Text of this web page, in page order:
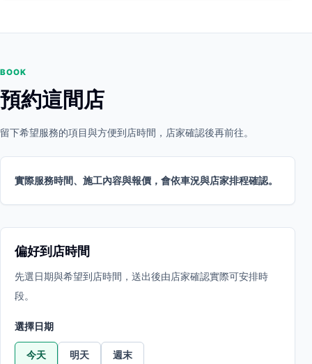
BOOK
預約這間店
留下希望服務的項目與方便到店時間，店家確認後再前往。
實際服務時間、施工內容與報價，會依車況與店家排程確認。
偏好到店時間
先選日期與希望到店時間，送出後由店家確認實際可安排時
段。
選擇日期
今天 明天 週末